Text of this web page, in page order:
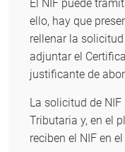
El NIF puede
ello, hay que
rellenar la
adjuntar el
justificante de
La solicitud de
Tributaria y, en el
reciben el NIF en